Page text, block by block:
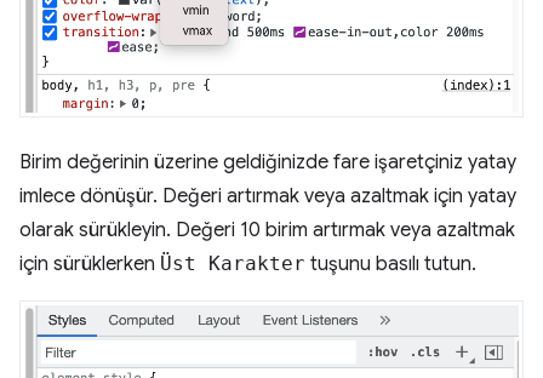
Birim değerinin üzerine geldiğinizde fare işaretçiniz yatay
imlece dönüşür. Değeri artırmak veya azaltmak için yatay
olarak sürükleyin. Değeri 10 birim artırmak veya azaltmak
için sürüklerken Üst Karakter tuşunu basılı tutun.